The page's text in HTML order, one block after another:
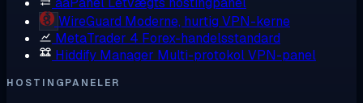
WireGuard Moderne, hurtig VPN-kerne
MetaTrader 4 Forex-handelsstandard
Hiddify Manager Multi-protokol VPN-panel
HOSTINGPANELER